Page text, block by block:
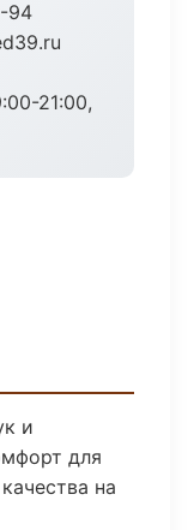
94
21:00,
и
для
на